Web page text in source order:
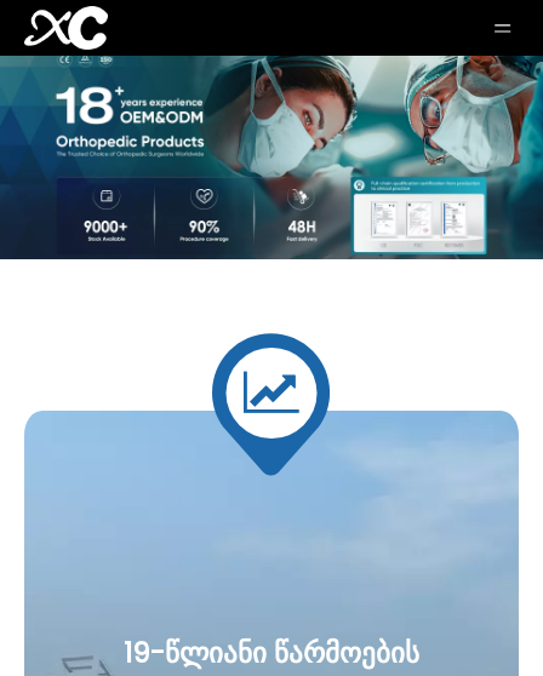
19-წლიანი წარმოების